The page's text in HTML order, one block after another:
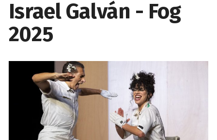
Israel Galván - Fog
2025